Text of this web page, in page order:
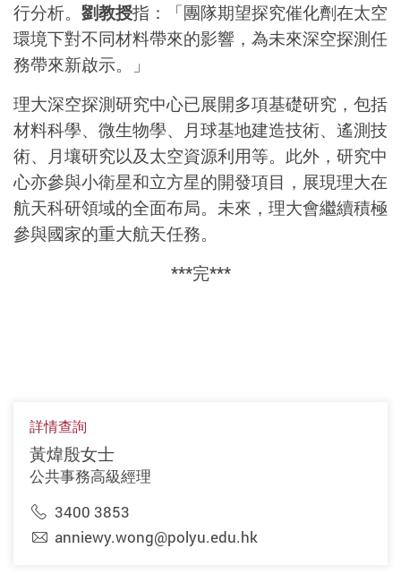
行分析。 劉教授指：「團隊期望探究催化劑在太空
環境下對不同材料帶來的影響，為未來深空探測任
務帶來新啟示。」
理大深空探測研究中心已展開多項基礎研究，包括
材料科學、微生物學、月球基地建造技術、遙測技
術、月壤研究以及太空資源利用等。此外， 研究中
心亦參與小衛星和立方星的開發項目，展現理大在
航天科研領域的全面布局。未來，理大會繼續積極
參與國家的重大航天任務。
***完***
詳情查詢
黃煒殷女士
公共事務高級經理
3400 3853
anniewy.wong@polyu.edu.hk